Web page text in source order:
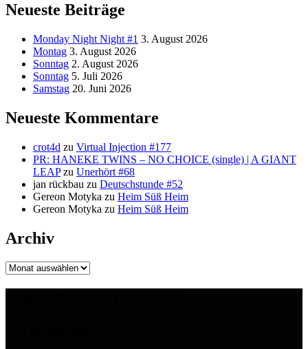
Neueste Beiträge
Monday Night Night #1 3. August 2026
Montag 3. August 2026
Sonntag 2. August 2026
Sonntag 5. Juli 2026
Samstag 20. Juni 2026
Neueste Kommentare
crot4d zu Virtual Injection #177
PR: HANEKE TWINS – NO CHOICE (single) | A GIANT
LEAPzu Unerhört #68
jan rückbau zu Deutschstunde #52
Gereon Motyka zu Heim Süß Heim
Gereon Motyka zu Heim Süß Heim
Archiv
Archiv